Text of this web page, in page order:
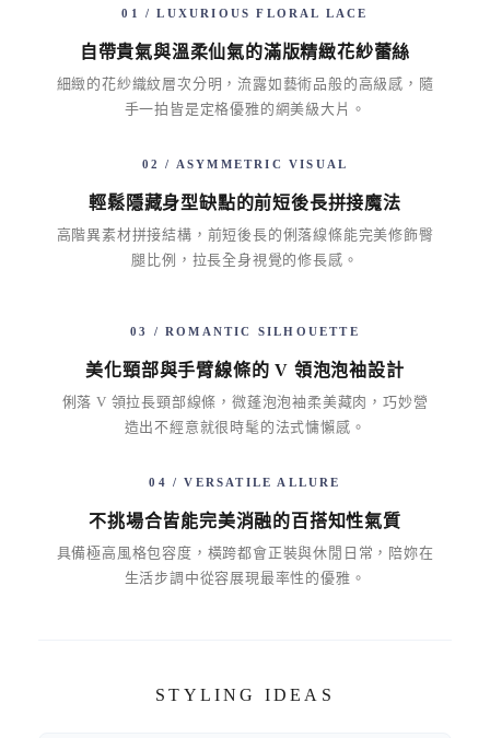
01 / LUXURIOUS FLORAL LACE
自帶貴氣與溫柔仙氣的滿版精緻花紗蕾絲
細緻的花紗織紋層次分明，流露如藝術品般的高級感，隨
手一拍皆是定格優雅的網美級大片。
02 / ASYMMETRIC VISUAL
輕鬆隱藏身型缺點的前短後長拼接魔法
高階異素材拼接結構，前短後長的俐落線條能完美修飾臀
腿比例，拉長全身視覺的修長感。
03 / ROMANTIC SILHOUETTE
美化頸部與手臂線條的 V 領泡泡袖設計
俐落 V 領拉長頸部線條，微蓬泡泡袖柔美藏肉，巧妙營
造出不經意就很時髦的法式慵懶感。
04 / VERSATILE ALLURE
不挑場合皆能完美消融的百搭知性氣質
具備極高風格包容度，橫跨都會正裝與休閒日常，陪妳在
生活步調中從容展現最率性的優雅。
STYLING IDEAS